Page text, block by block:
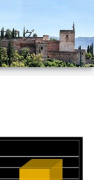
ログ